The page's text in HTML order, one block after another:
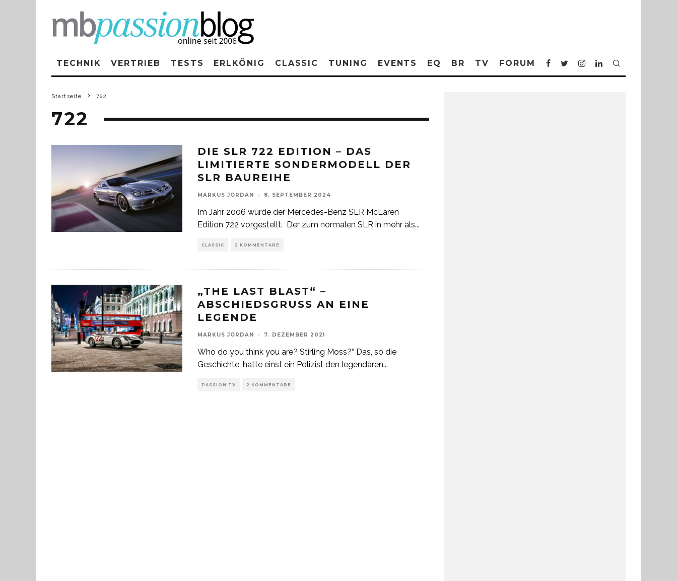
TECHNIK VERTRIEB TESTS ERLKÖNIG CLASSIC TUNING EVENTS EQ BR TV FORUM
Startseite 722
722
DIE SLR 722 EDITION – DAS
LIMITIERTE SONDERMODELL DER
SLR BAUREIHE
MARKUS JORDAN · 8. SEPTEMBER 2024
Im Jahr 2006 wurde der Mercedes-Benz SLR McLaren
Edition 722 vorgestellt. Der zum normalen SLR in mehr als...
CLASSIC 2 KOMMENTARE
„THE LAST BLAST“ –
ABSCHIEDSGRUSS AN EINE L
EGENDE
MARKUS JORDAN · 7. DEZEMBER 2021
Who do you think you are? Stirling Moss?“ Das, so die
Geschichte, hatte einst ein Polizist den legendären...
PASSION TV 2 KOMMENTARE